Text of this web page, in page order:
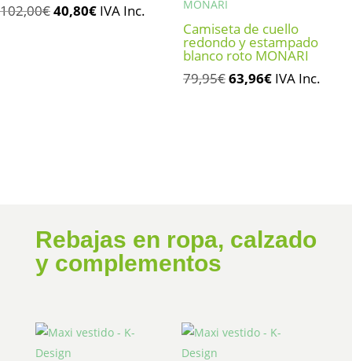
102,00€El
40,80€ElIVA Inc.
Camiseta de cuello
redondo y estampado
blanco roto MONARI
79,95€El
63,96€ElIVA Inc.
Rebajas en ropa, calzado
y complementos